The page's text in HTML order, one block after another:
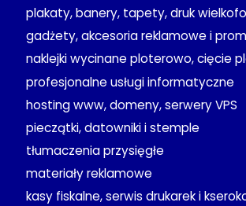
plakaty, banery, tapety, druk
gadżety, akcesoria reklamowe i
naklejki wycinane ploterowo, cięcie
profesjonalne usługi informatyczne
hosting www, domeny, serwery VPS
pieczątki, datowniki i stemple
tłumaczenia przysięgłe
materiały reklamowe
kasy fiskalne, serwis drukarek i